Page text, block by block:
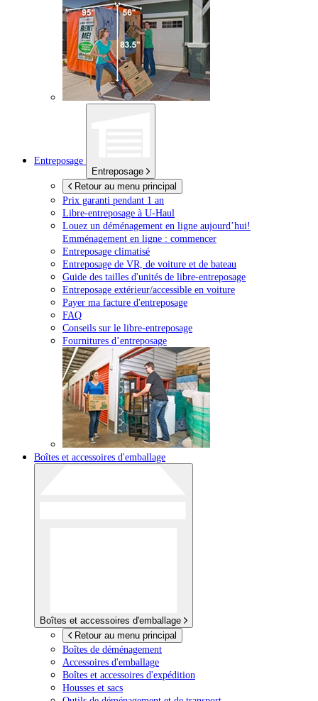
Entreposage
Entreposage
Retour au menu principal
Prix garanti pendant 1 an
Libre-entreposage à U-Haul
Louez un déménagement en ligne aujourd’hui!
Emménagement en ligne : commencer
Entreposage climatisé
Entreposage de VR, de voiture et de bateau
Guide des tailles d'unités de libre-entreposage
Entreposage extérieur/accessible en voiture
Payer ma facture d'entreposage
FAQ
Conseils sur le libre-entreposage
Fournitures d’entreposage
Boîtes et accessoires d'emballage
Boîtes et accessoires d'emballage
Retour au menu principal
Boîtes de déménagement
Accessoires d'emballage
Boîtes et accessoires d'expédition
Housses et sacs